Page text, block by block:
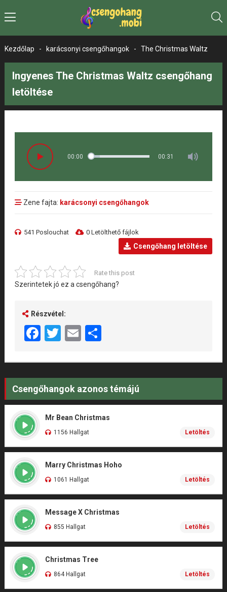
Kezdőlap - karácsonyi csengőhangok - The Christmas Waltz
Ingyenes The Christmas Waltz csengőhang
letöltése
00:00 00:31
Zene fajta: karácsonyi csengőhangok
541 Poslouchat 0 Letölthető fájlok
Csengőhang letöltése
Rate this post
Szerintetek jó ez a csengőhang?
Részvétel:
Facebook
Twitter
EmailShare
Csengőhangok azonos témájú
Mr Bean Christmas
1156 Hallgat Letöltés
Marry Christmas Hoho
1061 Hallgat Letöltés
Message X Christmas
855 Hallgat Letöltés
Christmas Tree
864 Hallgat Letöltés